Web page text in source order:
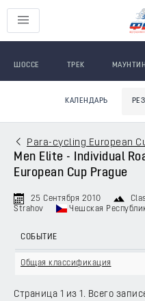
ШОССЕ ТРЕК
КАЛЕНДАРЬ
Para-cycling European
Men Elite - Individual
European Cup Prague
25 Сентября 2010
Strahov
Чешская
СОБЫТИЕ
Общая классификация
Страница 1 из 1. Всего